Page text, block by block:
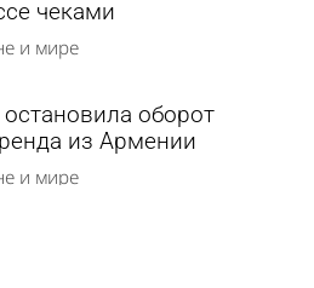
чеками
и мире
оборот
из Армении
и мире